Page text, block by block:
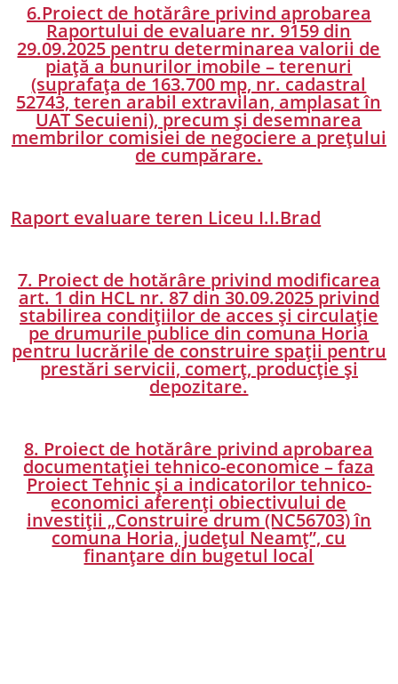
6.Proiect de hotărâre privind aprobarea
Raportului de evaluare nr. 9159 din
29.09.2025 pentru determinarea valorii de
piață a bunurilor imobile – terenuri
(suprafața de 163.700 mp, nr. cadastral
52743, teren arabil extravilan, amplasat în
UAT Secuieni), precum și desemnarea
membrilor comisiei de negociere a prețului
de cumpărare.
Raport evaluare teren Liceu I.I.Brad
7. Proiect de hotărâre privind modificarea
art. 1 din HCL nr. 87 din 30.09.2025 privind
stabilirea condițiilor de acces și circulație
pe drumurile publice din comuna Horia
pentru lucrările de construire spații pentru
prestări servicii, comerț, producție și
depozitare.
8. Proiect de hotărâre privind aprobarea
documentației tehnico-economice – faza
Proiect Tehnic și a indicatorilor tehnico-
economici aferenți obiectivului de
investiții „Construire drum (NC56703) în
comuna Horia, județul Neamț”, cu
finanțare din bugetul local